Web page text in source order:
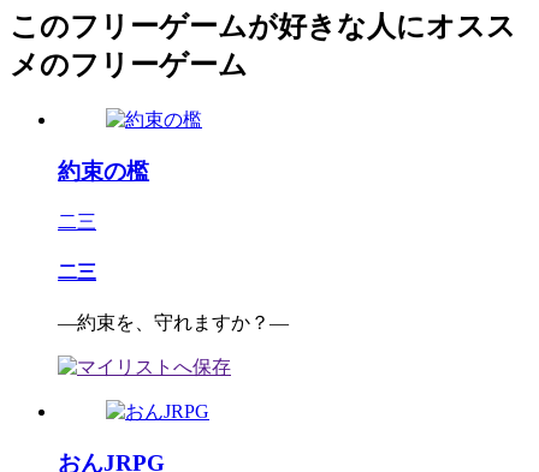
このフリーゲームが好きな人にオスス
メのフリーゲーム
約束の檻
二三
二三
―約束を、守れますか？―
おんJRPG